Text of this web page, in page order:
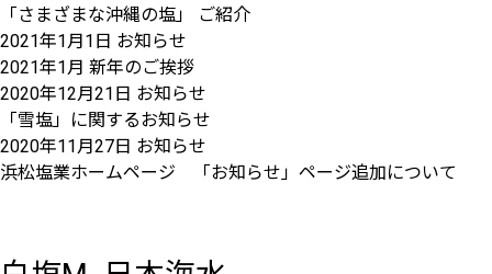
「さまざまな沖縄の塩」 ご紹介
2021年1月1日 お知らせ
2021年1月 新年のご挨拶
2020年12月21日 お知らせ
「雪塩」に関するお知らせ
2020年11月27日 お知らせ
浜松塩業ホームページ 「お知らせ」ページ追加について